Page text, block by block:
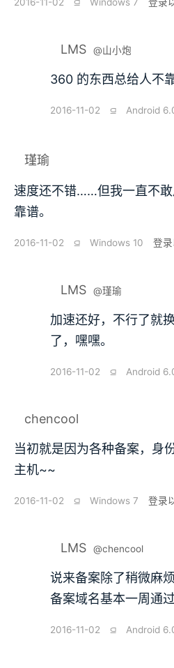
LMS @山小炮
360 的东西总给人不
2016-11-02 ⫑ Android
瑾瑜
速度还不错……但我一直不
靠谱。
2016-11-02 ⫑ Windows 10 登
LMS @瑾瑜
加速还好，不行了就
了，嘿嘿。
2016-11-02 ⫑ Android
chencool
当初就是因为各种备案，身
主机~~
2016-11-02 ⫑ Windows 7 登录
LMS @chencool
说来备案除了稍微麻
备案域名基本一周通过
2016-11-02 ⫑ Android